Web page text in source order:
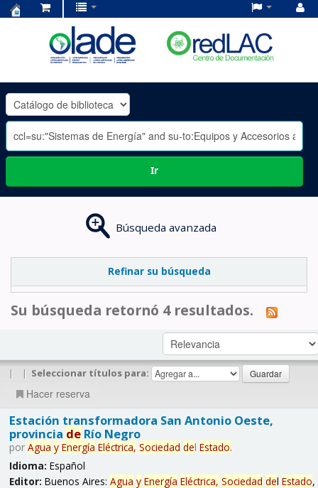
OLADE
-
Ir
Búsqueda avanzada
Refinar su búsqueda
Su búsqueda retornó 4 resultados.
| | Seleccionar títulos para:
Hacer reserva
Estación transformadora San Antonio Oeste,
provincia deRío Negro
por Agua y Energía Eléctrica, Sociedad del Estado.
Idioma: Español
Editor: Buenos Aires: Agua y Energía Eléctrica, Sociedad del Estado,